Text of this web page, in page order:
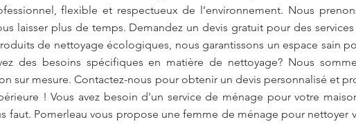
flexible et respectueux de l’environnement. Nous
laisser plus de temps. Demandez un devis gratuit pour des
de nettoyage écologiques, nous garantissons un espace sain
des besoins spécifiques en matière de nettoyage? Nous
sur mesure. Contactez-nous pour obtenir un devis personnalisé et
! Vous avez besoin d'un service de ménage pour votre
faut. Pomerleau vous propose une femme de ménage pour nettoyer